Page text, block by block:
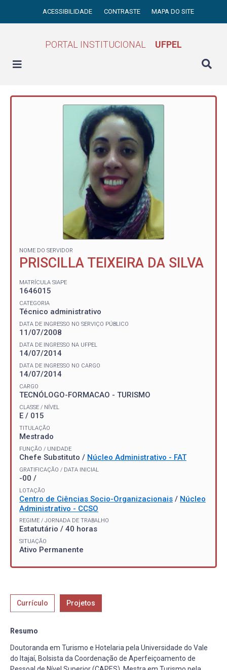
ACESSIBILIDADE CONTRASTE MAPA DO SITE
PORTAL INSTITUCIONAL UFPEL
NOME DO SERVIDOR
PRISCILLA TEIXEIRA DA SILVA
MATRÍCULA SIAPE
1646015
CATEGORIA
Técnico administrativo
DATA DE INGRESSO NO SERVIÇO PÚBLICO
11/07/2008
DATA DE INGRESSO NA UFPEL
14/07/2014
DATA DE INGRESSO NO CARGO
14/07/2014
CARGO
TECNÓLOGO-FORMACAO - TURISMO
CLASSE / NÍVEL
E / 015
TITULAÇÃO
Mestrado
FUNÇÃO / UNIDADE
Chefe Substituto / Núcleo Administrativo - FAT
GRATIFICAÇÃO / DATA INICIAL
-00 /
LOTAÇÃO
Centro de Ciências Socio-Organizacionais / Núcleo
Administrativo - CCSO
REGIME / JORNADA DE TRABALHO
Estatutário / 40 horas
SITUAÇÃO
Ativo Permanente
Currículo Projetos
Resumo
Doutoranda em Turismo e Hotelaria pela Universidade do Vale
do Itajaí, Bolsista da Coordenação de Aperfeiçoamento de